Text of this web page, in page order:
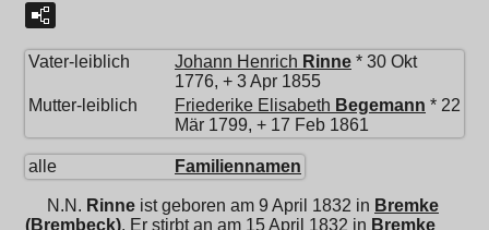
Vater-leiblich Johann Henrich Rinne * 30 Okt
1776, + 3 Apr 1855
Mutter-leiblich
Friederike Elisabeth Begemann * 22
Mär 1799, + 17 Feb 1861
alle Familiennamen
N.N. Rinne ist geboren am 9 April 1832 in Bremke
(Brembeck). Er stirbt an am 15 April 1832 in Bremke